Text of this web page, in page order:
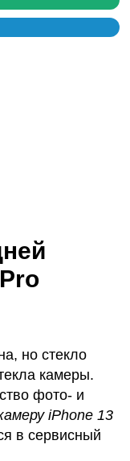
но стекло
камеры.
фото- и
iPhone 13
в сервисный